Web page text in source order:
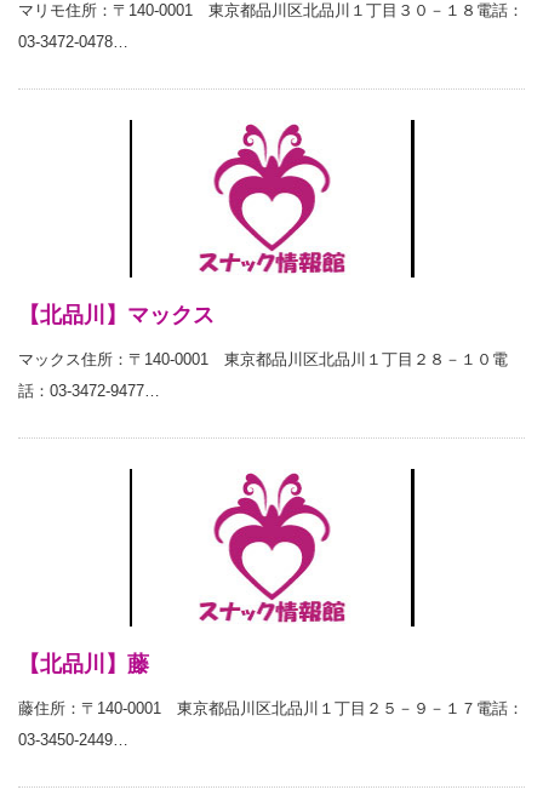
マリモ住所：〒140-0001 東京都品川区北品川１丁目３０－１８電話：
03-3472-0478…
【北品川】マックス
マックス住所：〒140-0001 東京都品川区北品川１丁目２８－１０電
話：03-3472-9477…
【北品川】藤
藤住所：〒140-0001 東京都品川区北品川１丁目２５－９－１７電話：
03-3450-2449…